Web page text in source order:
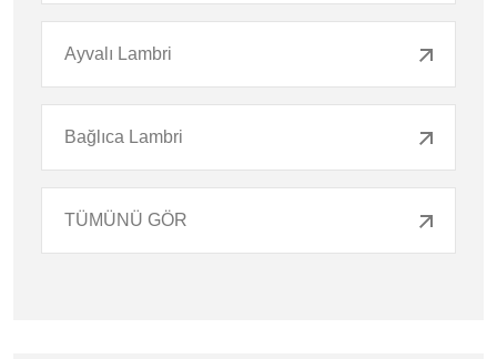
Ayvalı Lambri
Bağlıca Lambri
TÜMÜNÜ GÖR